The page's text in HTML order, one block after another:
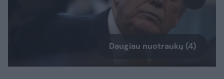
Daugiau nuotraukų (4)